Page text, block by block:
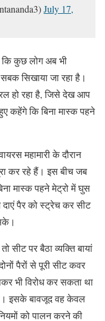
July 17,
कि कुछ लोग अब भी
सिखाया जा रहा है।
हो रहा है, जिसे देख आप
कहेंगे कि बिना मास्क पहने
महामारी के दौरान
कर रहे हैं। इस बीच जब
मास्क पहने मेट्रो में घुस
पैर को स्ट्रेच कर सीट
सीट पर बैठा व्यक्ति बायां
पैरों से पूरी सीट कवर
भी विरोध कर सकता था
है। इसके बावजूद वह केवल
को पालन करने की